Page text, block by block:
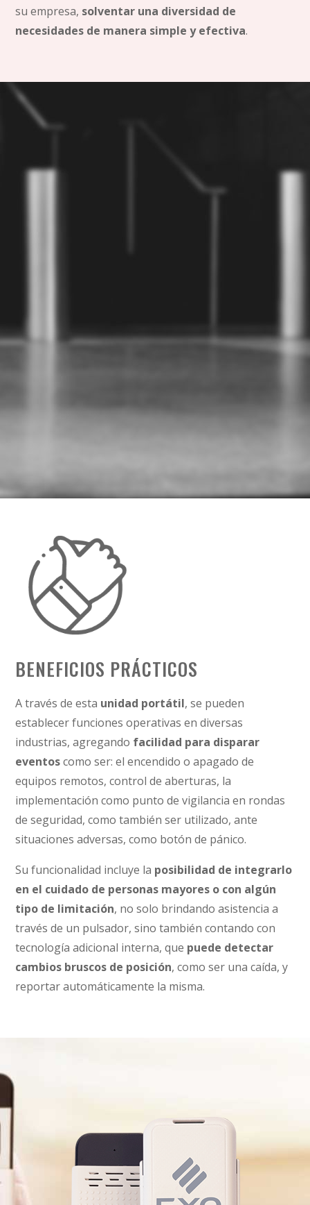
su empresa, solventar una diversidad de
necesidades de manera simple y efectiva.
BENEFICIOS PRÁCTICOS
A través de esta unidad portátil, se pueden
establecer funciones operativas en diversas
industrias, agregando facilidad para disparar
eventoscomo ser: el encendido o apagado de
equipos remotos, control de aberturas, la
implementación como punto de vigilancia en rondas
de seguridad, como también ser utilizado, ante
situaciones adversas, como botón de pánico.
Su funcionalidad incluye la posibilidad de integrarlo
en el cuidado de personas mayores o con algún
tipo de limitación, no solo brindando asistencia a
través de un pulsador, sino también contando con
tecnología adicional interna, que puede detectar
cambios bruscos de posición, como ser una caída, y
reportar automáticamente la misma.